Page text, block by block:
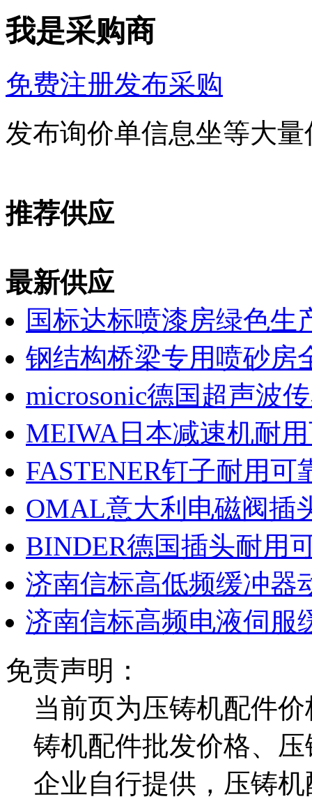
我是采购商
免费注册发布采购
发布询价单信息坐等大
推荐供应
最新供应
国标达标喷漆房绿色生
钢结构桥梁专用喷砂房
microsonic德国超声波
MEIWA日本减速机耐
FASTENER钉子耐用可
OMAL意大利电磁阀插
BINDER德国插头耐用
济南信标高低频缓冲器
济南信标高频电液伺服
免责声明：
当前页为压铸机配件
铸机配件批发价格、
企业自行提供，压铸